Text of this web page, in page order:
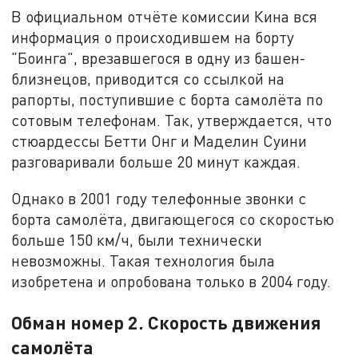
В официальном отчёте комиссии Кина вся
информация о происходившем на борту
"Боинга", врезавшегося в одну из башен-
близнецов, приводится со ссылкой на
рапорты, поступившие с борта самолёта по
сотовым телефонам. Так, утверждается, что
стюардессы Бетти Онг и Маделин Суини
разговаривали больше 20 минут каждая.
Однако в 2001 году телефонные звонки с
борта самолёта, двигающегося со скоростью
больше 150 км/ч, были технически
невозможны. Такая технология была
изобретена и опробована только в 2004 году.
Обман номер 2. Скорость движения
самолёта